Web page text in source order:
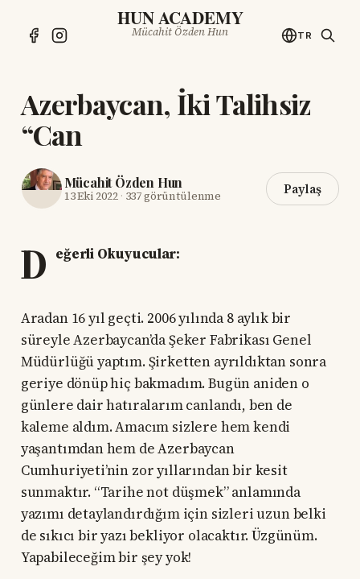
HUN ACADEMY
Mücahit Özden Hun TR
Azerbaycan, İki Talihsiz
“Can
Mücahit Özden Hun
13 Eki 2022· 337 görüntülenme Paylaş
D eğerli Okuyucular:
Aradan 16 yıl geçti. 2006 yılında 8 aylık bir
süreyle Azerbaycan’da Şeker Fabrikası Genel
Müdürlüğü yaptım. Şirketten ayrıldıktan sonra
geriye dönüp hiç bakmadım. Bugün aniden o
günlere dair hatıralarım canlandı, ben de
kaleme aldım. Amacım sizlere hem kendi
yaşantımdan hem de Azerbaycan
Cumhuriyeti’nin zor yıllarından bir kesit
sunmaktır. “Tarihe not düşmek” anlamında
yazımı detaylandırdığım için sizleri uzun belki
de sıkıcı bir yazı bekliyor olacaktır. Üzgünüm.
Yapabileceğim bir şey yok!